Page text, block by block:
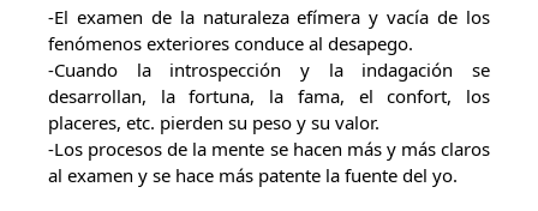
-El examen de la naturaleza efímera y vacía de los
fenómenos exteriores conduce al desapego.
-Cuando la introspección y la indagación se
desarrollan, la fortuna, la fama, el confort, los
placeres, etc. pierden su peso y su valor.
-Los procesos de la mente se hacen más y más claros
al examen y se hace más patente la fuente del yo.